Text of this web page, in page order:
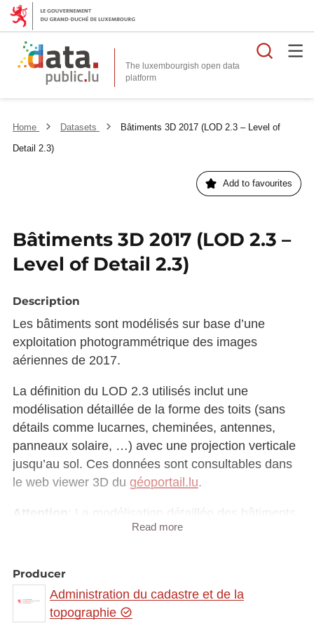
The luxembourgish open data
platform
Home Datasets
Bâtiments 3D 2017 (LOD 2.3 – Level of
Detail 2.3)
Add to favourites
Bâtiments 3D 2017 (LOD 2.3 –
Level of Detail 2.3)
Description
Les bâtiments sont modélisés sur base d’une
exploitation photogrammétrique des images
aériennes de 2017.
La définition du LOD 2.3 utilisés inclut une
modélisation détaillée de la forme des toits (sans
détails comme lucarnes, cheminées, antennes,
panneaux solaire, …) avec une projection verticale
jusqu’au sol. Ces données sont consultables dans
le web viewer 3D du géoportail.lu.
Attention
: La modélisation détaillée des bâtiments
n’est pas disponible pour tout le pays !
Ce type de modélisation des bâtiments n’est pas
encore disponible pour le pays entier. Dans le
Read more
Producer
Administration du cadastre et de la
topographie